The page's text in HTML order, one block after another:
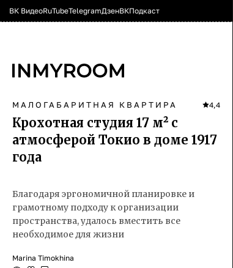
ВК ВидеоRuTubeTelegramДзенВКПодкаст
МАЛОГАБАРИТНАЯ КВАРТИРА 4,4
Крохотная студия 17 м² с
атмосферой Токио в доме 1917
года
Благодаря эргономичной планировке и
грамотному подходу к организации
пространства, удалось вместить все
необходимое для жизни
Marina Timokhina